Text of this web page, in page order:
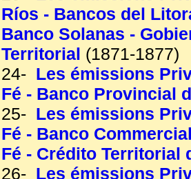
Ríos - Bancos del
Banco Solanas -
Territorial (1871-1877)
24- Les émissions
Fé - Banco Provincial
25- Les émissions
Fé - Banco
Fé - Crédito Territorial
26- Les émissions